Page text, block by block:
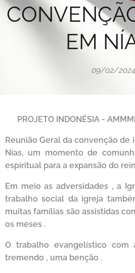
EM
09/02/2024
PROJETO INDONÉSIA -
Reunião Geral da convenção de
Nías, um momento de
espiritual para a expansão do
Em meio as adversidades , a
trabalho social da igreja
muitas famílias são assistidas
os meses .
O trabalho evangelístico com
tremendo , uma benção .